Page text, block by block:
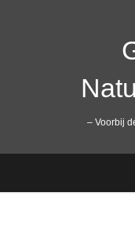
– Voorbij